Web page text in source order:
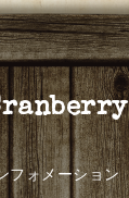
フォメーション